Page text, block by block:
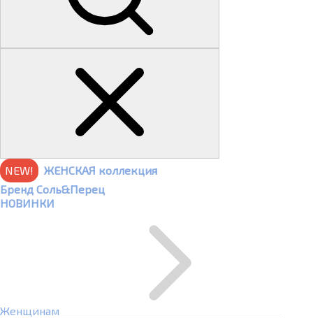
NEW!
ЖЕНСКАЯ коллекция
Бренд Соль&Перец
НОВИНКИ
Женщинам